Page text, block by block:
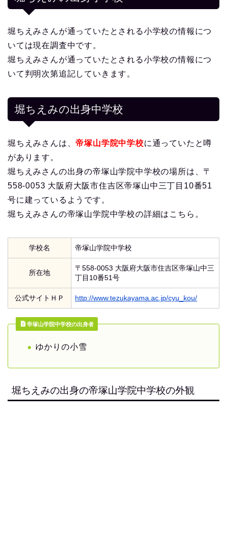
堀ちえみさんが通っていたとされる小学校の情報につ
いては現在調査中です。
堀ちえみさんが通っていたとされる小学校の情報につ
いて判明次第追記していきます。
堀ちえみの出身中学校
堀ちえみさんは、帝塚山学院中学校に通っていたと噂
があります。
堀ちえみさんの出身の帝塚山学院中学校の場所は、〒
558-0053 大阪府大阪市住吉区帝塚山中三丁目10番51
号に建っているようです。
堀ちえみさんの帝塚山学院中学校の詳細はこちら。
学校名 帝塚山学院中学校
所在地
〒558-0053 大阪府大阪市住吉区帝塚山中三
丁目10番51号
公式サイトＨＰ http://www.tezukayama.ac.jp/cyu_kou/
帝塚山学院中学校の出身者
ゆかりの小雪
堀ちえみの出身の帝塚山学院中学校の外観